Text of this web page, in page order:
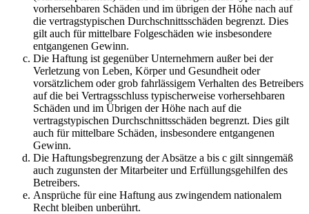
vorhersehbaren Schäden und im übrigen der Höhe nach auf
die vertragstypischen Durchschnittsschäden begrenzt. Dies
gilt auch für mittelbare Folgeschäden wie insbesondere
entgangenen Gewinn.
Die Haftung ist gegenüber Unternehmern außer bei der
Verletzung von Leben, Körper und Gesundheit oder
vorsätzlichem oder grob fahrlässigem Verhalten des Betreibers
auf die bei Vertragsschluss typischerweise vorhersehbaren
Schäden und im Übrigen der Höhe nach auf die
vertragstypischen Durchschnittsschäden begrenzt. Dies gilt
auch für mittelbare Schäden, insbesondere entgangenen
Gewinn.
Die Haftungsbegrenzung der Absätze a bis c gilt sinngemäß
auch zugunsten der Mitarbeiter und Erfüllungsgehilfen des
Betreibers.
Ansprüche für eine Haftung aus zwingendem nationalem
Recht bleiben unberührt.